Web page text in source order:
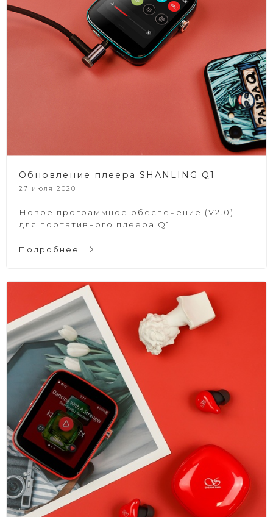
Обновление плеера SHANLING Q1
27 июля 2020
Новое программное обеспечение (V2.0)
для портативного плеера Q1
Подробнее